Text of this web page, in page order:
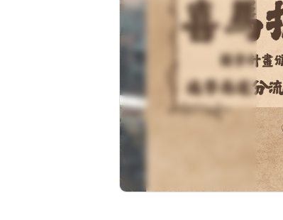
典禮隊伍發表. 喜馬拉
分級: 普遍級
發行: 2025-10
導演: 台中市私立明道高級中學